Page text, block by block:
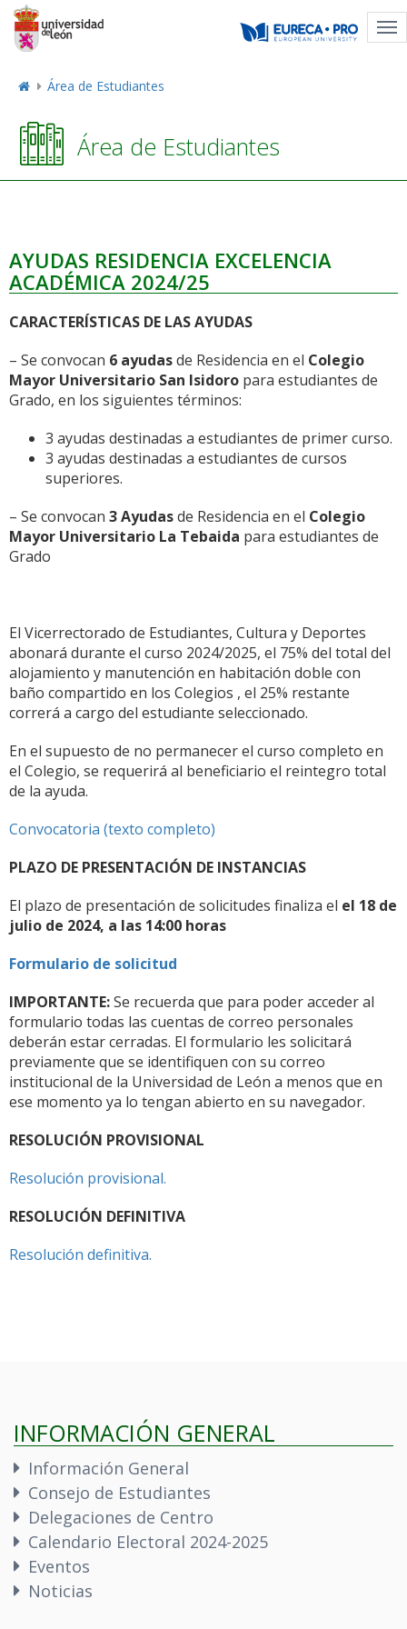
Área de Estudiantes
Área de Estudiantes
AYUDAS RESIDENCIA EXCELENCIA
ACADÉMICA 2024/25
CARACTERÍSTICAS DE LAS AYUDAS
– Se convocan 6 ayudasde Residencia en el Colegio
Mayor Universitario San Isidoro para estudiantes de
Grado, en los siguientes términos:
3 ayudas destinadas a estudiantes de primer curso.
3 ayudas destinadas a estudiantes de cursos
superiores.
– Se convocan 3 Ayudasde Residencia en el Colegio
Mayor Universitario La Tebaida para estudiantes de
Grado
El Vicerrectorado de Estudiantes, Cultura y Deportes
abonará durante el curso 2024/2025, el 75% del total del
alojamiento y manutención en habitación doble con
baño compartido en los Colegios , el 25% restante
correrá a cargo del estudiante seleccionado.
En el supuesto de no permanecer el curso completo en
el Colegio, se requerirá al beneficiario el reintegro total
de la ayuda.
Convocatoria (texto completo)
PLAZO DE PRESENTACIÓN DE INSTANCIAS
El plazo de presentación de solicitudes finaliza el el 18 de
julio de 2024, a las 14:00 horas
Formulario de solicitud
IMPORTANTE:Se recuerda que para poder acceder al
formulario todas las cuentas de correo personales
deberán estar cerradas. El formulario les solicitará
previamente que se identifiquen con su correo
institucional de la Universidad de León a menos que en
ese momento ya lo tengan abierto en su navegador.
RESOLUCIÓN PROVISIONAL
Resolución provisional.
RESOLUCIÓN DEFINITIVA
Resolución definitiva.
INFORMACIÓN GENERAL
Información General
Consejo de Estudiantes
Delegaciones de Centro
Calendario Electoral 2024-2025
Eventos
Noticias